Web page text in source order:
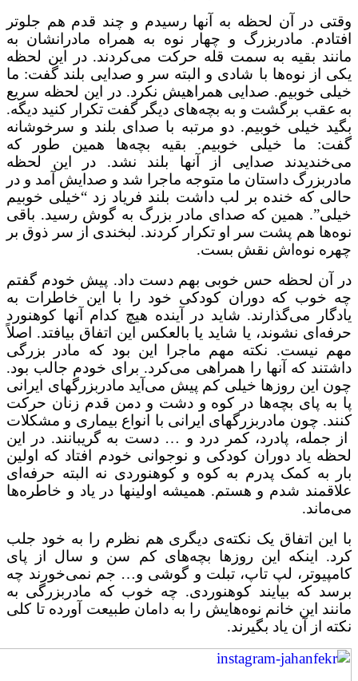
در آن لحظه به آنها رسیدم و چند قدم هم جلوتر
مادربزرگ و چهار نوه به همراه مادرانشان به
بقیه به سمت قله حرکت می‌کردند. در این لحظه‌
از نوه‌ها با شادی و البته سر و صدایی بلند گفت: ما
خوبیم. صدایی همراهیش نکرد. در این لحظه سریع
برگشت و به بچه‌های دیگر گفت تکرار کنید دیگه.
خیلی خوبیم. دو مرتبه با صدای بلند و سرخوشانه
ما خیلی خوبیم. بقیه بچه‌ها همین طور که
صدایی از آنها بلند نشد. در این لحظه
داستان ما متوجه ماجرا شد و صدایش آمد و در
که خنده بر لب داشت بلند فریاد زد “خیلی خوبیم
همین که صدای مادر بزرگ به گوش رسید. باقی
هم پشت سر او تکرار کردند. لبخندی از سر ذوق بر
نوه‌اش نقش بست.
لحظه حس خوبی بهم دست داد. پیش خودم گفتم
که دوران کودکی خود را با این خاطرات به
می‌گذارند. شاید در آینده هیچ کدام آنها کوهنورد
نشوند، یا شاید یا بالعکس این اتفاق بیافتد. اصلاً
نیست. نکته مهم ماجرا این بود که مادر بزرگی
که آنها را همراهی می‌کرد. برای خودم جالب بود.
این روزها خیلی کم پیش می‌آید مادربزرگهای ایرانی
پای بچه‌ها در کوه و دشت و دمن قدم زنان حرکت
چون مادربزرگهای ایرانی با انواع بیماری و مشکلات
پادرد، کمر درد و … دست به گریبانند. در این
یاد دوران کودکی و نوجوانی خودم افتاد که اولین
به کمک پدرم به کوه و کوهنوردی نه البته حرفه‌ای
شدم و هستم. همیشه اولینها در یاد و خاطره‌ها
اتفاق یک نکته‌ی دیگری هم نظرم را به خود جلب
اینکه این روزها بچه‌های کم سن و سال از پای
لپ تاپ، تبلت و گوشی و… جم نمی‌خورند چه
که بیایند کوهنوردی. چه خوب که مادربزرگی به
این خانم نوه‌هایش را به دامان طبیعت آورده تا کلی
از آن یاد بگیرند.